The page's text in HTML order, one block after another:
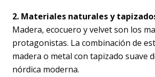
2. Materiales naturales y
Madera, ecocuero y velvet son los
protagonistas. La combinación de
madera o metal con tapizado suave
nórdica moderna.